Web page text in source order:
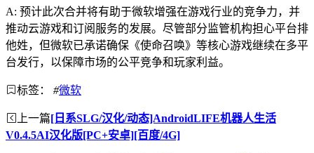
A: 预计此次合并将有助于微软增强在游戏行业的竞争力，并
推动云游戏和订阅服务的发展。尽管部分监管机构担心平台排
他姓，但微软已承诺确保《使命召唤》等核心游戏继续在多平
台发行，以保障市场的公平竞争和玩家利益。
标签： #微软
上一篇[日系SLG/汉化/动态]AndroidLIFE机器人生活
V0.4.5AI汉化版[PC+安卓][百度/4G]